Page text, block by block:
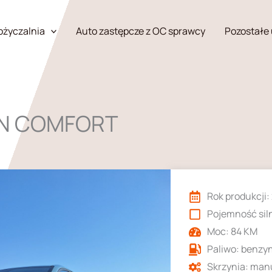
Auto zastępcze z OC sprawcy Pozostałe
COMFORT
Rok
Pojemność
Moc: 84 KM
Paliwo:
Skrzynia: